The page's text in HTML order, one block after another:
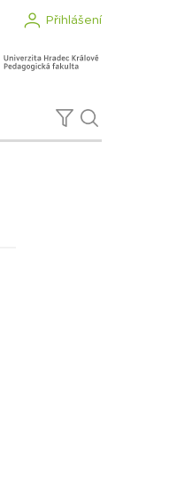
Přihlášení